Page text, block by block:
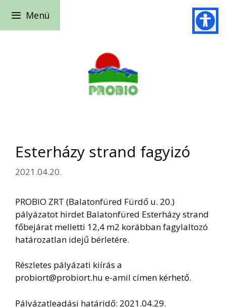
tartalomba
Menü
Esterházy strand fagyizó
2021.04.20.
PROBIO ZRT (Balatonfüred Fürdő u. 20.)
pályázatot hirdet Balatonfüred Esterházy strand
főbejárat melletti 12,4 m2 korábban fagylaltozó
határozatlan idejű bérletére.
Részletes pályázati kiírás a
probiort@probiort.hu e-amil címen kérhető.
Pályázatleadási határidő: 2021.04.29.